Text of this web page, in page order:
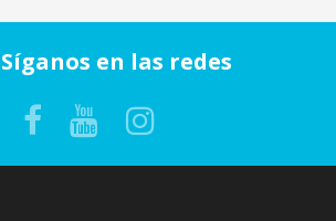
Síganos en las redes